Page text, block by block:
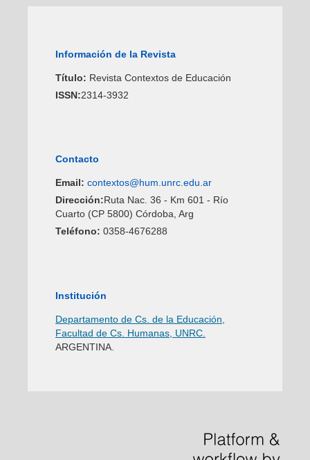
Información de la Revista
Título: Revista Contextos de Educación
ISSN:2314-3932
Contacto
Email: contextos@hum.unrc.edu.ar
Dirección:Ruta Nac. 36 - Km 601 - Río
Cuarto (CP 5800) Córdoba, Arg
Teléfono: 0358-4676288
Institución
Departamento de Cs. de la Educación,
Facultad de Cs. Humanas, UNRC.
ARGENTINA.